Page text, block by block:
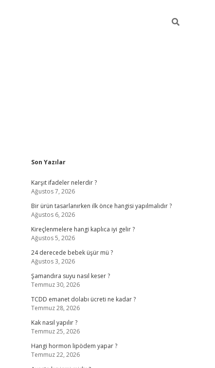
Sidebar
Son Yazılar
Karşıt ifadeler nelerdir ?
Ağustos 7, 2026
Bir ürün tasarlanırken ilk önce hangisi yapılmalıdır ?
Ağustos 6, 2026
Kireçlenmelere hangi kaplıca iyi gelir ?
Ağustos 5, 2026
24 derecede bebek üşür mü ?
Ağustos 3, 2026
Şamandıra suyu nasıl keser ?
Temmuz 30, 2026
TCDD emanet dolabı ücreti ne kadar ?
Temmuz 28, 2026
Kak nasıl yapılır ?
Temmuz 25, 2026
Hangi hormon lipödem yapar ?
Temmuz 22, 2026